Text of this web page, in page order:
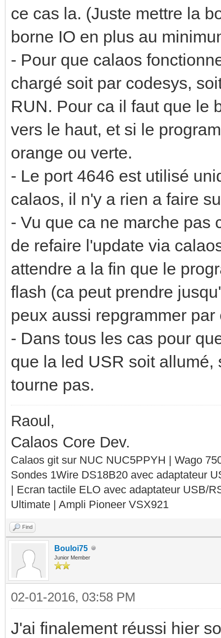
ce cas la. (Juste mettre la
borne IO en plus au
- Pour que calaos
chargé soit par codesys,
RUN. Pour ca il faut que le
vers le haut, et si le
orange ou verte.
- Le port 4646 est utilisé
calaos, il n'y a rien a faire
- Vu que ca ne marche pas
de refaire l'update via
attendre a la fin que le
flash (ca peut prendre
peux aussi repgrammer par
- Dans tous les cas pour
que la led USR soit
tourne pas.
Raoul,
Calaos Core Dev.
Calaos git sur NUC NUC5PPYH | Wago
Sondes 1Wire DS18B20 avec adaptateur
| Ecran tactile ELO avec adaptateur USB/
Ultimate | Ampli Pioneer VSX921
Find
Bouloi75
Junior Member
02-01-2016, 03:58 PM
J'ai finalement réussi hier